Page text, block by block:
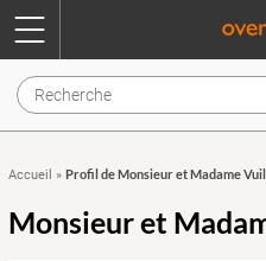
Accueil » Profil de Monsieur et Madame
Monsieur et